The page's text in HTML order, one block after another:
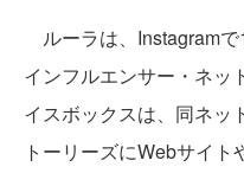
ルーラは、Instagram
インフルエンサー・ネッ
イスボックスは、同ネッ
トーリーズにWebサイ